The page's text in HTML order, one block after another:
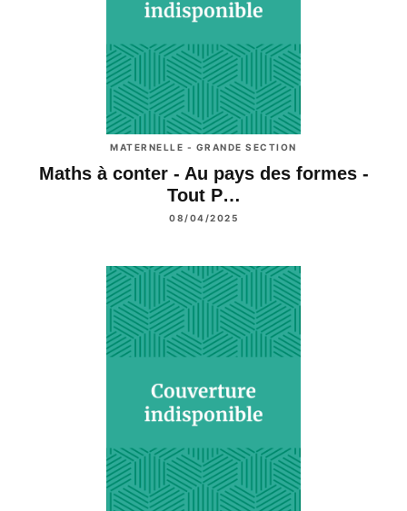
MATERNELLE - GRANDE SECTION
Maths à conter - Au pays des formes -
Tout P…
08/04/2025